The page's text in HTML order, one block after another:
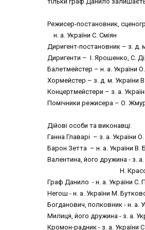
Режисер-постановник,
н. а. України С. Сміян
Диригент-постановник – з. д.
Диригенти – І. Ярошенко, С.
Балетмейстер – н. а. України
Хормейстер – з. д. м. України
Концертмейстери – з. а.
Помічники режисера – О.
Дійові особи та виконавці:
Ганна Главарі – з. а. України
Барон Зетта – н. а. України В.
Валентина, його дружина - з. а.
Н.
Граф Данило - н. а. України С.
Негош - н. а. України М.
Богданович, полковник - н. а.
Милиця, його дружина - з. а.
Кромон-радник - з. а. України